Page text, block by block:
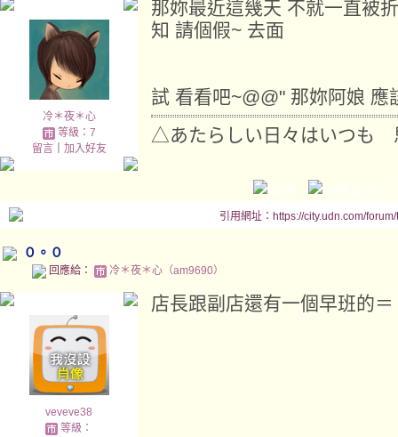
冷＊夜＊心
等級：7
留言｜ 加入好友
那妳最近這幾天 不就一直被
知 請個假~ 去面
試 看看吧~@@" 那妳阿娘 應
△あたらしい日々はいつも
引用網址：https://city.udn.com/
０。０
回應給： 冷＊夜＊心（am9690）
veveve38
等級：
店長跟副店還有一個早班